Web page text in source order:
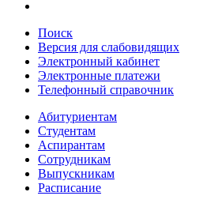
Поиск
Версия для слабовидящих
Электронный кабинет
Электронные платежи
Телефонный справочник
Абитуриентам
Студентам
Аспирантам
Сотрудникам
Выпускникам
Расписание